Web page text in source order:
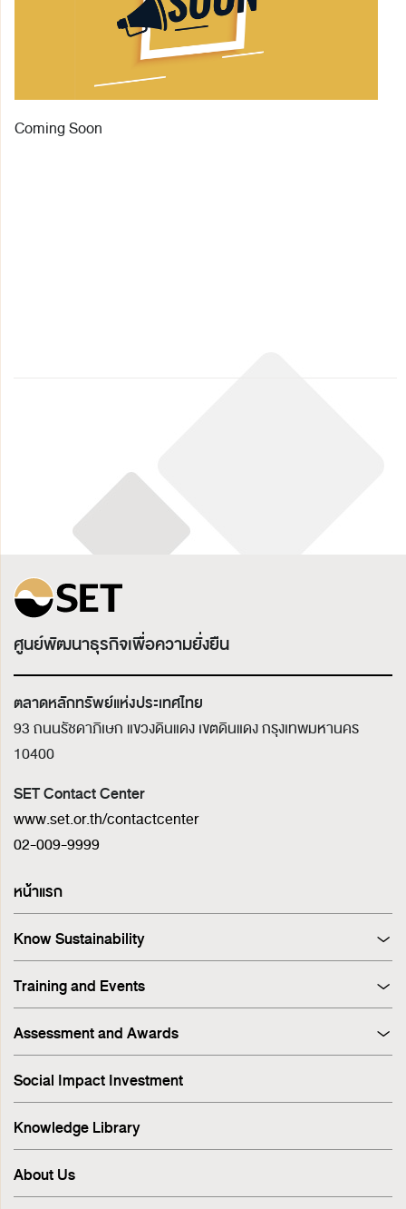
Coming Soon
ศูนย์พัฒนาธุรกิจเพื่อความยั่งยืน
ตลาดหลักทรัพย์แห่งประเทศไทย
93 ถนนรัชดาภิเษก แขวงดินแดง เขตดินแดงกรุงเทพมหานคร
10400
SET Contact Center
www.set.or.th/contactcenter
02-009-9999
หน้าแรก
Know Sustainability
Sustainability at A Glance
Principles and Guidelines
Corporate Governance
Sustainability Management Process
Stakeholder Engagement & Materiality Analysis
ESG Risk
Sustainable Supply Chain
Environment
Innovation
Training and Events
Training
Events
Assessment and Awards
Corporate Governance Report (CGR)
SET ESG Ratings
FTSE Russell ESG Scores
ASEAN Corporate Governance Scorecard
Sustainability Index
Sustainability Awards
IR Awards
Social Impact Investment
Knowledge Library
About Us